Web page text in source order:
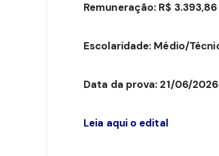
Remuneração: R$ 3.393,86
Escolaridade: Médio/
Data da prova: 21/06/2026
Leia aqui o edital